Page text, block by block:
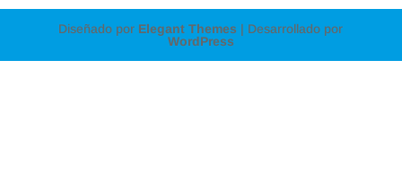
Diseñado por Elegant Themes | Desarrollado por
WordPress